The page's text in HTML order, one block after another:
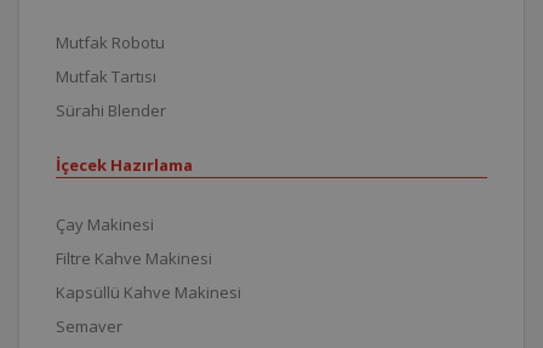
Mutfak Robotu
Mutfak Tartısı
Sürahi Blender
İçecek Hazırlama
Çay Makinesi
Filtre Kahve Makinesi
Kapsüllü Kahve Makinesi
Semaver